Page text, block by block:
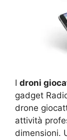
I droni
gadget
drone
attività
dimensioni.